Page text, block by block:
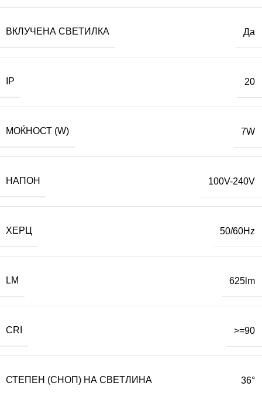
ВКЛУЧЕНА СВЕТИЛКА Да
IP 20
МОЌНОСТ (W) 7W
НАПОН 100V-240V
ХЕРЦ 50/60Hz
LM 625lm
CRI >=90
СТЕПЕН (СНОП) НА СВЕТЛИНА 36°